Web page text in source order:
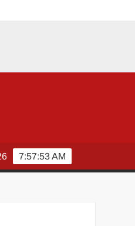
sens oryginału:
7:57:54 AM